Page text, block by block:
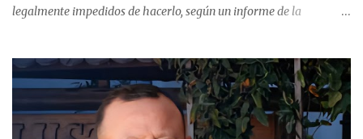
legalmente impedidos de hacerlo, según un informe de la
estableció que estos funcionarios —quienes administran o
custodian fondos públicos— efectuaron transacciones por un
monto total de $116.075.918 entre enero de 2024 y junio de 2025.
En el detalle regional, se indica que en la comuna de Cauquenes se